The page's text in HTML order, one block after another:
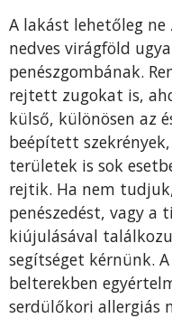
A lakást lehetőleg
nedves virágföld
penészgombának.
rejtett zugokat is,
külső, különösen az
beépített
területek is sok
rejtik. Ha nem
penészedést, vagy a
kiújulásával
segítséget kérnünk.
belterekben
serdülőkori allergiás